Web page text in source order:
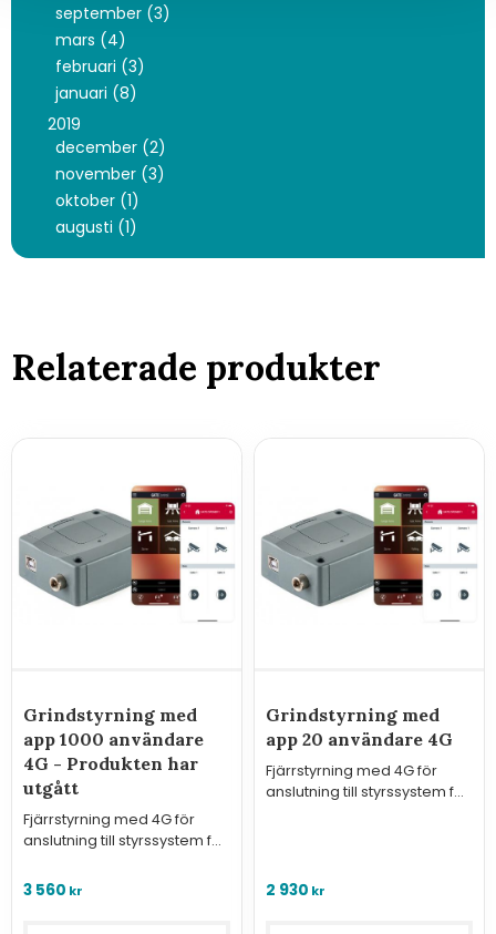
september (3)
mars (4)
februari (3)
januari (8)
2019
december (2)
november (3)
oktober (1)
augusti (1)
Relaterade produkter
Grindstyrning med
app 1000 användare
4G - Produkten har
utgått
Fjärrstyrning med 4G för
anslutning till styrssystem för
liknande för öppning via
3 560 kr
Grindstyrning med
app 20 användare 4G
Fjärrstyrning med 4G för
anslutning till styrssystem för
2 930 kr